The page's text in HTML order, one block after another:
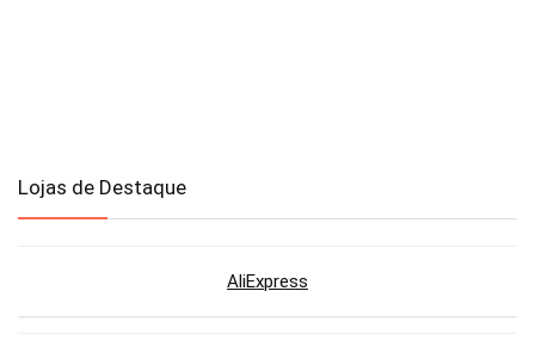
Lojas de Destaque
AliExpress